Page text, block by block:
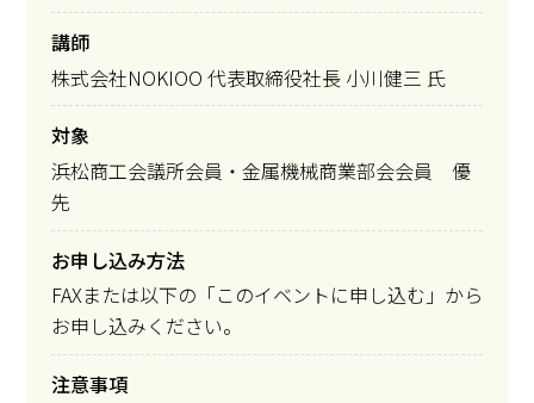
講師
株式会社NOKIOO 代表取締役社長 小川健三 氏
対象
浜松商工会議所会員・金属機械商業部会会員 優
先
お申し込み方法
FAXまたは以下の「このイベントに申し込む」から
お申し込みください。
注意事項